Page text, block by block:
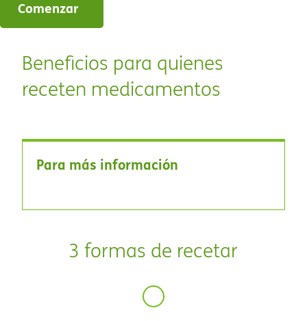
Comenzar​​
Beneficios para quienes
receten medicamentos​​
Para más información​​
3 formas de recetar​​